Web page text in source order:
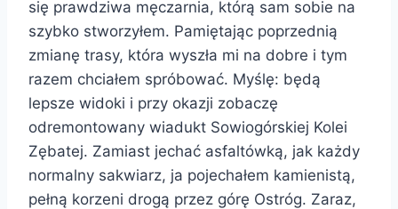
się prawdziwa męczarnia, którą sam sobie na
szybko stworzyłem. Pamiętając poprzednią
zmianę trasy, która wyszła mi na dobre i tym
razem chciałem spróbować. Myślę: będą
lepsze widoki i przy okazji zobaczę
odremontowany wiadukt Sowiogórskiej Kolei
Zębatej. Zamiast jechać asfaltówką, jak każdy
normalny sakwiarz, ja pojechałem kamienistą,
pełną korzeni drogą przez górę Ostróg. Zaraz,